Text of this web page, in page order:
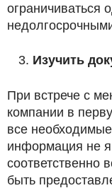
ограничиваться
Изучить
При встрече с
компании в
все
информация не
соответственно
быть